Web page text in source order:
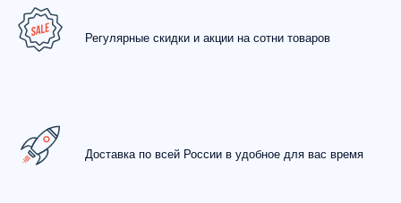
Регулярные скидки и акции на сотни товаров
Доставка по всей России в удобное для вас время